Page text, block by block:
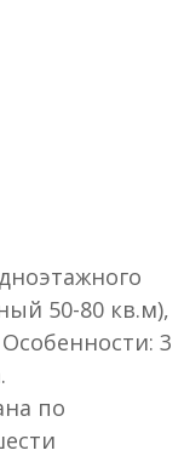
50-80 кв.м),
3
по